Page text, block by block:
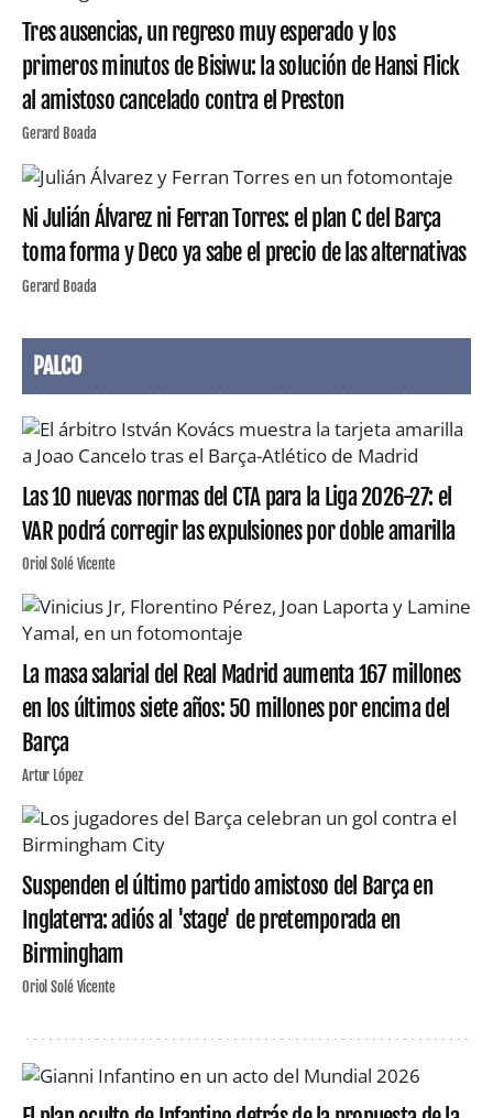
Tres ausencias, un regreso muy esperado y los
primeros minutos de Bisiwu: la solución de Hansi Flick
al amistoso cancelado contra el Preston
Gerard Boada
Ni Julián Álvarez ni Ferran Torres: el plan C del Barça
toma forma y Deco ya sabe el precio de las alternativas
Gerard Boada
PALCO
Las 10 nuevas normas del CTA para la Liga 2026-27: el
VAR podrá corregir las expulsiones por doble amarilla
Oriol Solé Vicente
La masa salarial del Real Madrid aumenta 167 millones
en los últimos siete años: 50 millones por encima del
Barça
Artur López
Suspenden el último partido amistoso del Barça en
Inglaterra: adiós al 'stage' de pretemporada en
Birmingham
Oriol Solé Vicente